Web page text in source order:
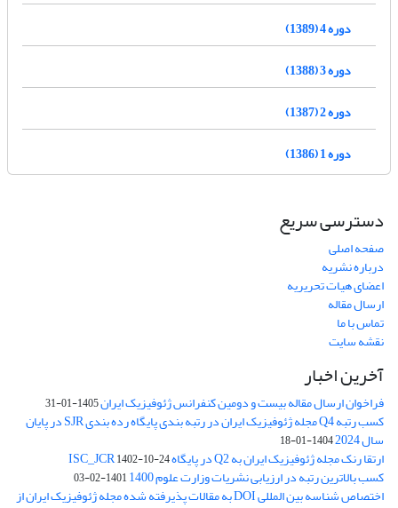
دوره 4 (1389)
دوره 3 (1388)
دوره 2 (1387)
دوره 1 (1386)
دسترسی سریع
صفحه اصلی
درباره نشریه
اعضای هیات تحریریه
ارسال مقاله
تماس با ما
نقشه سایت
آخرین اخبار
فراخوان ارسال مقاله بیست و دومین کنفرانس ژئوفیزیک ایران1405-01-31
کسب رتبه Q4 مجله ژئوفیزیک ایران در رتبه بندی پایگاه رده بندی SJR در پایان
سال 2024 1404-01-18
ارتقا رنک مجله ژئوفیزیک ایران به Q2 در پایگاه ISC_JCR 1402-10-24
کسب بالاترین رتبه در ارزیابی نشریات وزارت علوم 1400 1401-02-03
اختصاص شناسه بین المللی DOI به مقالات پذیرفته شده مجله ژئوفیزیک ایران از